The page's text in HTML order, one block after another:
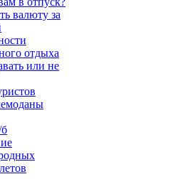
валюту за
отдыха
или не